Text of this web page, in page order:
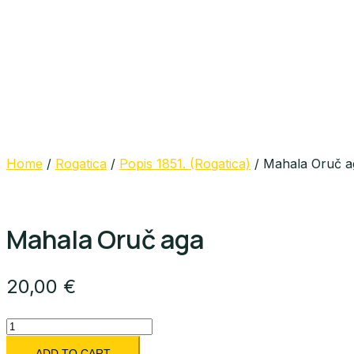
Home / Rogatica / Popis 1851. (Rogatica) / Mahala Oruč
Mahala Oruč aga
20,00 €
Mahala